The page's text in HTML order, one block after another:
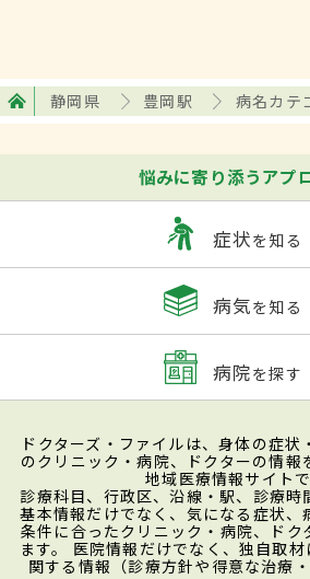
静岡県 豊岡駅 病名カテ
悩みに寄り添うアプ
症状を知る
病気を知る
病院を探す
ドクターズ・ファイルは、身体の症
のクリニック・病院、ドクターの情報
地域医療情報サイトで
診療科目、行政区、沿線・駅、診療時
基本情報だけでなく、気になる症状、
条件に合ったクリニック・病院、ドク
ます。 医院情報だけでなく、独自取
関する情報（診療方針や得意な治療